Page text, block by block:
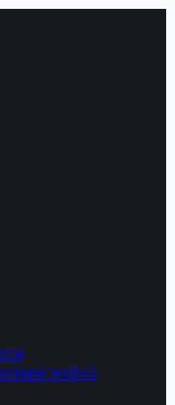
podaci